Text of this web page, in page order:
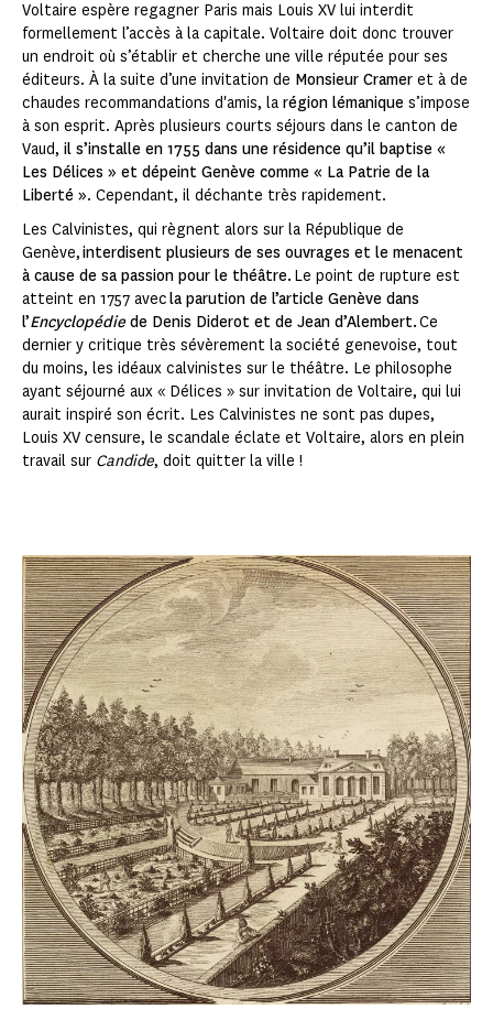
Voltaire espère regagner Paris mais Louis XV lui interdit
formellement l’accès à la capitale. Voltaire doit donc trouver
un endroit où s’établir et cherche une ville réputée pour ses
éditeurs. À la suite d’une invitation de Monsieur Cramer et à de
chaudes recommandations d'amis, la région lémanique s’impose
à son esprit. Après plusieurs courts séjours dans le canton de
Vaud, il s’installe en 1755 dans une résidence qu’il baptise «
Les Délices » et dépeint Genève comme « La Patrie de la
Liberté ». Cependant, il déchante très rapidement.
Les Calvinistes, qui règnent alors sur la République de
Genève,interdisent plusieurs de ses ouvrages et le menacent
à cause de sa passion pour le théâtre. Le point de rupture est
atteint en 1757 avecla parution de l’article Genève dans
l’Encyclopédiede Denis Diderot et de Jean d’Alembert.Ce
dernier y critique très sévèrement la société genevoise, tout
du moins, les idéaux calvinistes sur le théâtre. Le philosophe
ayant séjourné aux « Délices » sur invitation de Voltaire, qui lui
aurait inspiré son écrit. Les Calvinistes ne sont pas dupes,
Louis XV censure, le scandale éclate et Voltaire, alors en plein
travail sur Candide, doit quitter la ville !